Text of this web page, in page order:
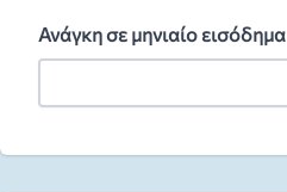
Ανάγκη σε μηνιαίο εισόδημα